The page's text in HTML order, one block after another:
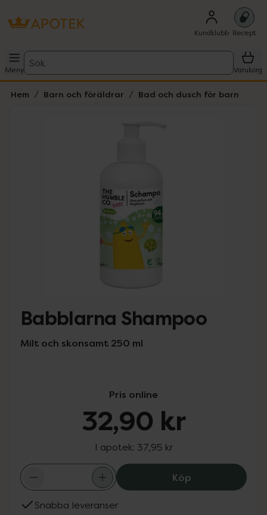
Kundklubb Recept
Meny
Sök
Varukorg
Hem Barn och föräldrar Bad och dusch för barn
Babblarna Shampoo
Milt och skonsamt 250 ml
Pris online
32,90 kr
I apotek: 37,95 kr
KöpBabblarna
Snabba leveranser